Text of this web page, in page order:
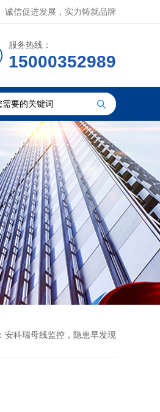
诚信促进发展，实力铸就品牌
服务热线：
15000352989
安科瑞母线监控，隐患早发现